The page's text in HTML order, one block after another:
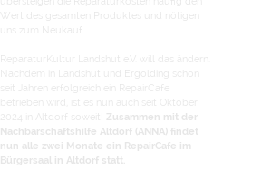
Wert des gesamten Produktes und nötigen
uns zum Neukauf.
ReparaturKultur Landshut e.V. will das ändern.
Nachdem in Landshut und Ergolding schon
seit Jahren erfolgreich ein RepairCafe
betrieben wird, ist es nun auch seit Oktober
2024 in Altdorf soweit! Zusammen mit der
Nachbarschaftshilfe Altdorf (ANNA) findet
nun alle zwei Monate ein RepairCafe im
Bürgersaal in Altdorf statt.